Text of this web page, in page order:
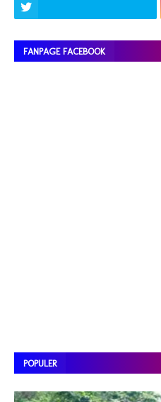
FANPAGE FACEBOOK
POPULER